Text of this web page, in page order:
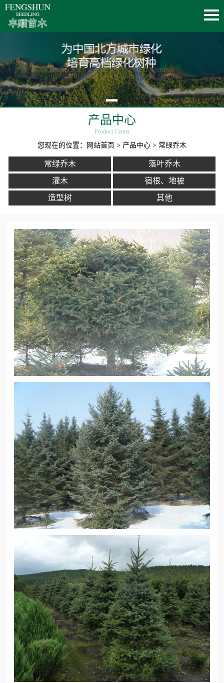
产品中心
Product Center
您现在的位置： 网站首页 > 产品中心 > 常绿乔木
常绿乔木
落叶乔木
灌木
宿根、地被
造型树
其他